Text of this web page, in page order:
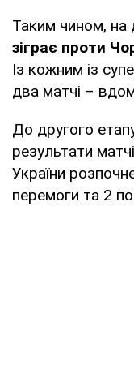
Таким чином, на
зіграє проти
Із кожним із
два матчі –
До другого
результати
України
перемоги та 2